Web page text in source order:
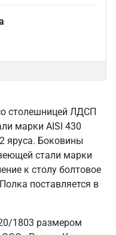
столешницей ЛДСП
марки AISI 430
яруса. Боковины
стали марки
к столу болтовое
поставляется в
1803 размером